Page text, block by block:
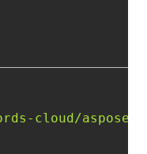
cloud/